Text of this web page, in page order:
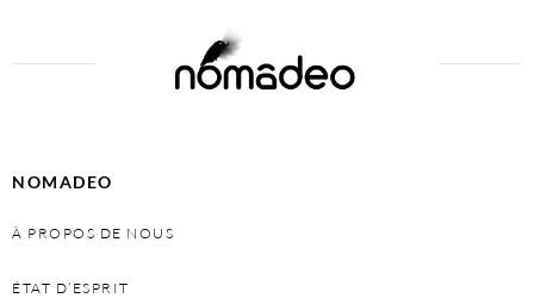
NOMADEO
À PROPOS DE NOUS
ÉTAT D’ESPRIT